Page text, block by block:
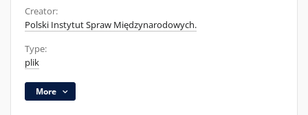
Creator:
Polski Instytut Spraw Międzynarodowych.
Type:
plik
More